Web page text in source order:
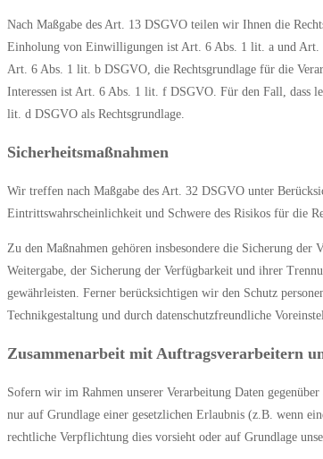
Nach Maßgabe des Art. 13 DSGVO teilen wir Ihnen die
Einholung von Einwilligungen ist Art. 6 Abs. 1 lit. a und Art.
Art. 6 Abs. 1 lit. b DSGVO, die Rechtsgrundlage für die
Interessen ist Art. 6 Abs. 1 lit. f DSGVO. Für den Fall, dass
lit. d DSGVO als Rechtsgrundlage.
Sicherheitsmaßnahmen
Wir treffen nach Maßgabe des Art. 32 DSGVO unter
Eintrittswahrscheinlichkeit und Schwere des Risikos für die
Zu den Maßnahmen gehören insbesondere die Sicherung
Weitergabe, der Sicherung der Verfügbarkeit und ihrer
gewährleisten. Ferner berücksichtigen wir den Schutz
Technikgestaltung und durch datenschutzfreundliche
Zusammenarbeit mit Auftragsverarbeitern
Sofern wir im Rahmen unserer Verarbeitung Daten
nur auf Grundlage einer gesetzlichen Erlaubnis (z.B. wenn
rechtliche Verpflichtung dies vorsieht oder auf Grundlage